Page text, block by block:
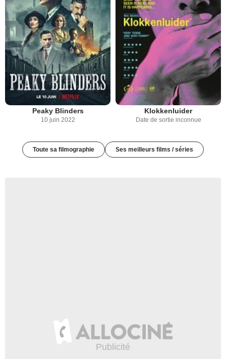
Peaky Blinders
10 juin 2022
Klokkenluider
Date de sortie inconnue
Toute sa filmographie Ses meilleurs films / séries